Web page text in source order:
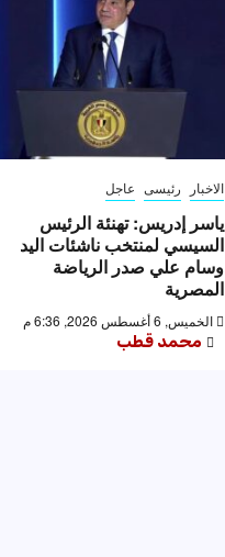
الاخبار رئيسى عاجل
ياسر إدريس: تهنئة الرئيس
السيسي لمنتخب ناشئات اليد
وسام علي صدر الرياضة
المصرية
الخميس, 6 أغسطس 2026, 6:36 م
محمد قطب